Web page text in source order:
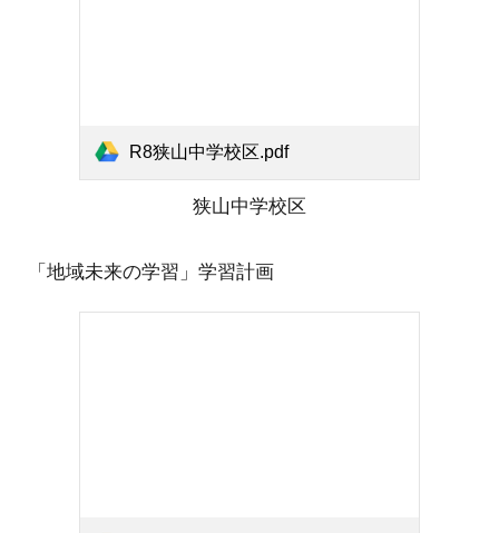
R8狭山中学校区.pdf
狭山中学校区
「地域未来の学習」学習計画